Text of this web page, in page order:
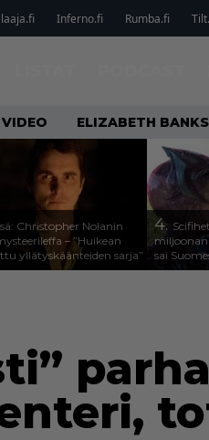
Inferno.fi Rumba.fi
ELIZABETH BANKS
Christopher Nolanin
– ”Huikean
yllätyskäänteiden sarja”
4.
sai